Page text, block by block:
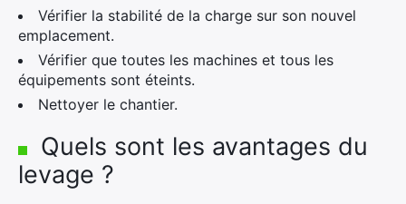
Vérifier la stabilité de la charge sur son nouvel
emplacement.
Vérifier que toutes les machines et tous les
équipements sont éteints.
Nettoyer le chantier.
Quels sont les avantages du
levage ?